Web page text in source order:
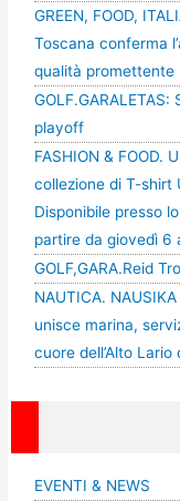
GREEN, FOOD,
Toscana conferma
qualità promettente
playoff
FASHION & FOOD.
collezione di T-shirt
Disponibile presso
partire da giovedì 6
GOLF,GARA.Reid
NAUTICA.
unisce marina,
cuore dell’Alto
EVENTI & NEWS